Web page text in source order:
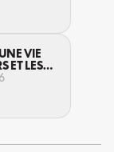
VIE
ET LES